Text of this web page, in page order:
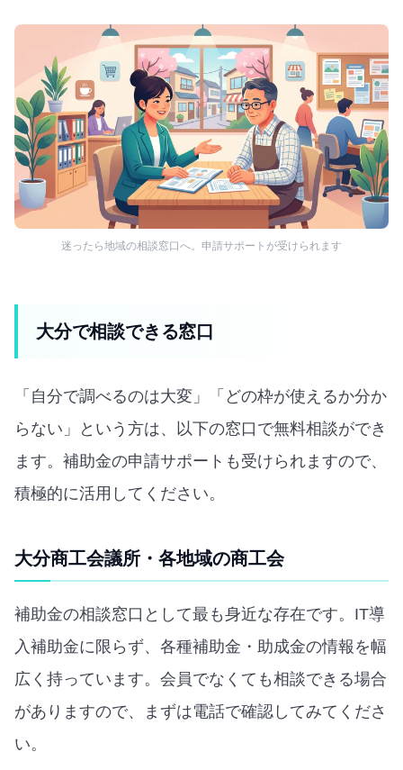
迷ったら地域の相談窓口へ。申請サポートが受けられます
大分で相談できる窓口
「自分で調べるのは大変」「どの枠が使えるか分か
らない」という方は、以下の窓口で無料相談ができ
ます。補助金の申請サポートも受けられますので、
積極的に活用してください。
大分商工会議所・各地域の商工会
補助金の相談窓口として最も身近な存在です。IT導
入補助金に限らず、各種補助金・助成金の情報を幅
広く持っています。会員でなくても相談できる場合
がありますので、まずは電話で確認してみてくださ
い。